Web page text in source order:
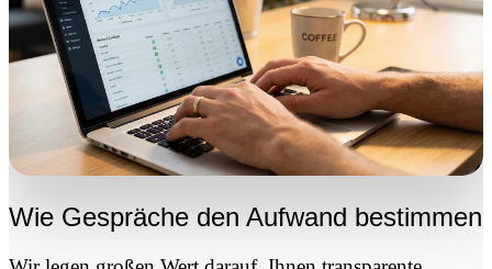
Wie Gespräche den Aufwand bestimmen